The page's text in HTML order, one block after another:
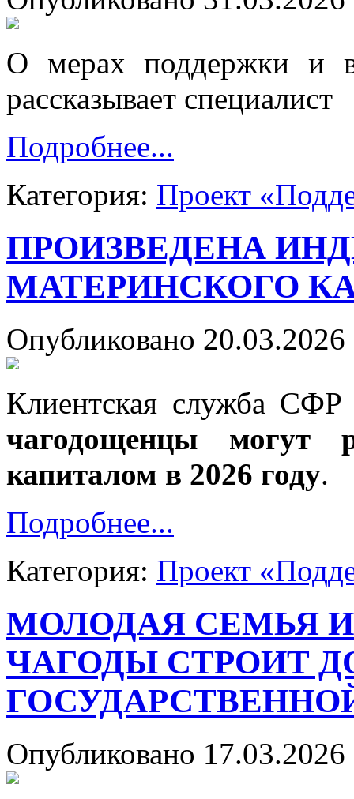
О мерах поддержки и
рассказывает специалист
Подробнее...
Категория: Проект
ПРОИЗВЕДЕНА
МАТЕРИНСКОГО
Опубликовано
Клиентская служба
чагодощенцы могут
капиталом в 2026 году.
Подробнее...
Категория: Проект
МОЛОДАЯ СЕМЬЯ
ЧАГОДЫ СТРОИТ
Опубликовано